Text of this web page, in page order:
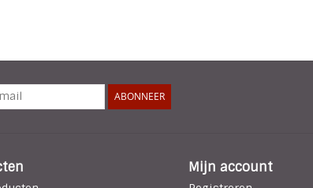
ABONNEER
Mijn account